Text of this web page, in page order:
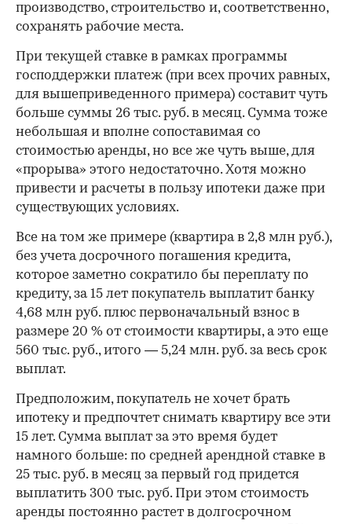
производство, строительство и, соответственно,
сохранять рабочие места.
При текущей ставке в рамках программы
господдержки платеж (при всех прочих равных,
для вышеприведенного примера) составит чуть
больше суммы 26 тыс. руб. в месяц. Сумма тоже
небольшая и вполне сопоставимая со
стоимостью аренды, но все же чуть выше, для
«прорыва» этого недостаточно. Хотя можно
привести и расчеты в пользу ипотеки даже при
существующих условиях.
Все на том же примере (квартира в 2,8 млн руб.),
без учета досрочного погашения кредита,
которое заметно сократило бы переплату по
кредиту, за 15 лет покупатель выплатит банку
4,68 млн руб. плюс первоначальный взнос в
размере 20 % от стоимости квартиры, а это еще
560 тыс. руб., итого — 5,24 млн. руб. за весь срок
выплат.
Предположим, покупатель не хочет брать
ипотеку и предпочтет снимать квартиру все эти
15 лет. Сумма выплат за это время будет
намного больше: по средней арендной ставке в
25 тыс. руб. в месяц за первый год придется
выплатить 300 тыс. руб. При этом стоимость
аренды постоянно растет в долгосрочном